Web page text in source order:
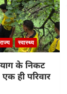
राज्य स्वास्थ्य
के निकट
ही परिवार